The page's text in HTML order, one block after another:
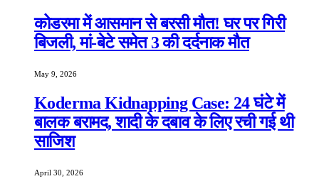
कोडरमा में आसमान से बरसी मौत! घर पर गिरी
बिजली, मां-बेटे समेत 3 की दर्दनाक मौत
May 9, 2026
Koderma Kidnapping Case: 24 घंटे में
बालक बरामद, शादी के दबाव के लिए रची गई थी
साजिश
April 30, 2026